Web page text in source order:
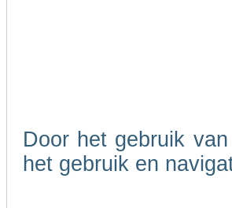
Door het gebruik
het gebruik en